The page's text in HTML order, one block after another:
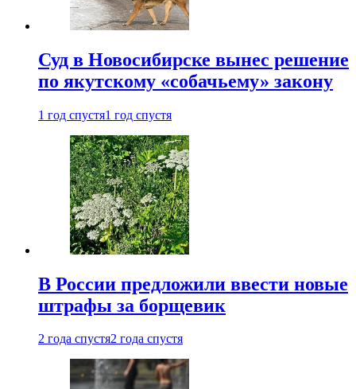
Суд в Новосибирске вынес решение
по якутскому «собачьему» закону
1 год спустя1 год спустя
В России предложили ввести новые
штрафы за борщевик
2 года спустя2 года спустя